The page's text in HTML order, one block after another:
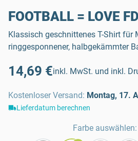
FOOTBALL = LOVE
Klassisch geschnittenes T-Shirt für
ringgesponnener, halbgekämmter
14,69 €inkl. MwSt. und inkl.
Kostenloser Versand: Montag, 17.
Lieferdatum berechnen
Farbe auswählen: